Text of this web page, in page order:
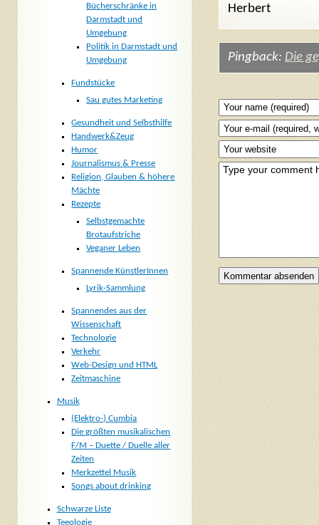
Herbert
Pingback: Die
Bücherschränke in
Darmstadt und
Umgebung
Politik in Darmstadt und
Umgebung
Fundstücke
Sau gutes Marketing
Gesundheit und Selbsthilfe
Handwerk&Zeug
Humor
Journalismus & Presse
Religion, Glauben & höhere
Mächte
Rezepte
Selbstgemachte
Brotaufstriche
Veganer Leben
Spannende KünstlerInnen
Lyrik-Sammlung
Spannendes aus der
Wissenschaft
Technologie
Verkehr
Web-Design und HTML
Zeitmaschine
Musik
(Elektro-) Cumbia
Die größten musikalischen
F/M – Duette / Duelle aller
Zeiten
Merkzettel Musik
Songs about drinking
Schwarze Liste
Teeologie